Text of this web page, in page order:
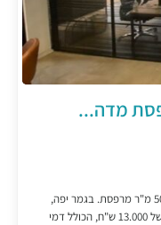
להשכרה בשכונת מונטיפיורי משרד 100 מ"ר + 50 מ"ר מרפסת. בגמר יפה,
חלוקה משולבת של חדרים ואופן ספייס, במחיר של 13.000 ש"ח, הכולל דמי